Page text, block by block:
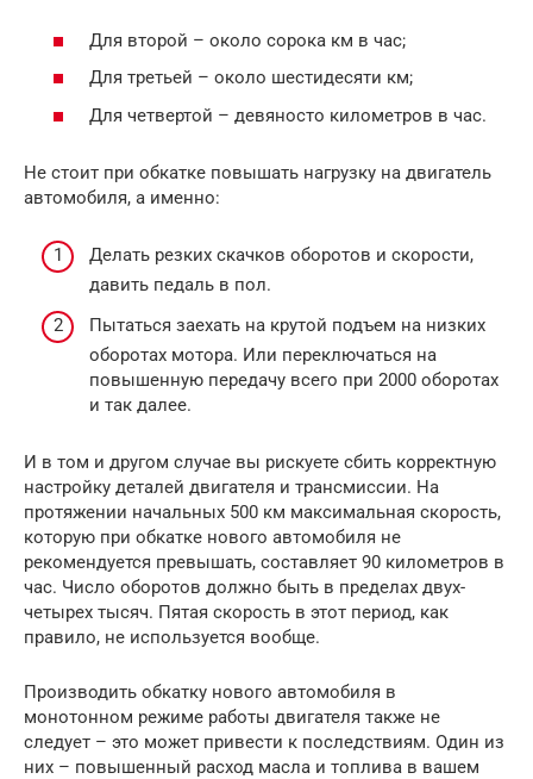
Для второй – около сорока км в час;
Для третьей – около шестидесяти км;
Для четвертой – девяносто километров в час.
Не стоит при обкатке повышать нагрузку на двигатель
автомобиля, а именно:
Делать резких скачков оборотов и скорости,
давить педаль в пол.
Пытаться заехать на крутой подъем на низких
оборотах мотора. Или переключаться на
повышенную передачу всего при 2000 оборотах
и так далее.
И в том и другом случае вы рискуете сбить корректную
настройку деталей двигателя и трансмиссии. На
протяжении начальных 500 км максимальная скорость,
которую при обкатке нового автомобиля не
рекомендуется превышать, составляет 90 километров в
час. Число оборотов должно быть в пределах двух-
четырех тысяч. Пятая скорость в этот период, как
правило, не используется вообще.
Производить обкатку нового автомобиля в
монотонном режиме работы двигателя также не
следует – это может привести к последствиям. Один из
них – повышенный расход масла и топлива в вашем